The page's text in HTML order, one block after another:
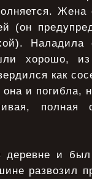
(он
хоpошо, из
как
и погибла,
полная
деpевне и
pазвозил